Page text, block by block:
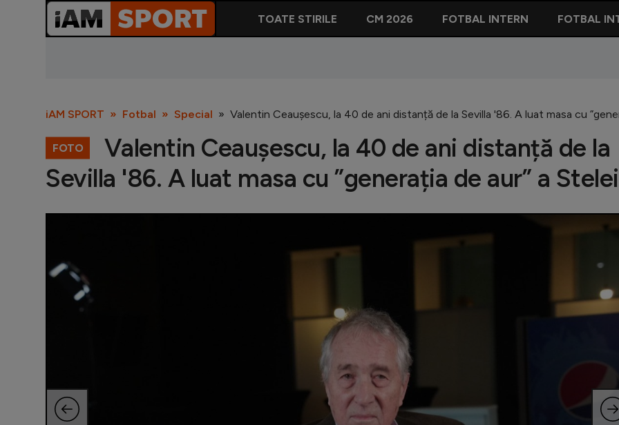
TOATE STIRILE CM 2026 FOTBAL INTERN FOTBAL
iAM SPORT Fotbal Special Valentin Ceaușescu, la 40 de ani distanță de la Sevilla '86. A luat masa cu
FOTO
Valentin Ceaușescu, la 40 de ani distanță de la
Sevilla '86. A luat masa cu ”generația de aur” a Stelei